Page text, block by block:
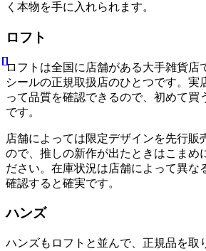
く本物を手に入れられます。
ロフト
ロフトは全国に店舗がある大手雑貨店
シールの正規取扱店のひとつです。実
って品質を確認できるので、初めて買
です。
店舗によっては限定デザインを先行販
ので、推しの新作が出たときはこまめ
ださい。在庫状況は店舗によって異な
確認すると確実です。
ハンズ
ハンズもロフトと並んで、正規品を取